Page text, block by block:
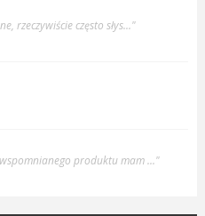
rzeczywiście często słys..."
produktu mam ..."